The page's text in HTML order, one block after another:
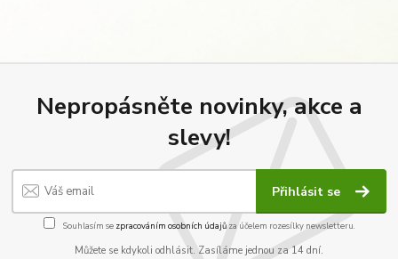
Nepropásněte novinky, akce a
slevy!
Přihlásit se
Souhlasím se zpracováním osobních údajůza účelem rozesílky newsletteru.
Můžete se kdykoli odhlásit. Zasíláme jednou za 14 dní.